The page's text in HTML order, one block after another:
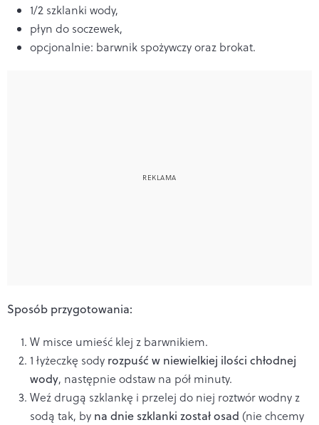
1/2 szklanki wody,
płyn do soczewek,
opcjonalnie: barwnik spożywczy oraz brokat.
Sposób przygotowania:
W misce umieść klej z barwnikiem.
1 łyżeczkę sody rozpuść w niewielkiej ilości chłodnej
wody, następnie odstaw na pół minuty.
Weź drugą szklankę i przelej do niej roztwór wodny z
sodą tak, by na dnie szklanki został osad (nie chcemy